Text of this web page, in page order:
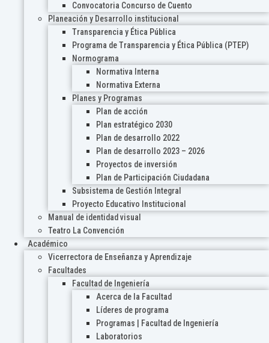
Convocatoria Concurso de Cuento
Planeación y Desarrollo institucional
Transparencia y Ética Pública
Programa de Transparencia y Ética Pública (PTEP)
Normograma
Normativa Interna
Normativa Externa
Planes y Programas
Plan de acción
Plan estratégico 2030
Plan de desarrollo 2022
Plan de desarrollo 2023 – 2026
Proyectos de inversión
Plan de Participación Ciudadana
Subsistema de Gestión Integral
Proyecto Educativo Institucional
Manual de identidad visual
Teatro La Convención
Académico
Vicerrectora de Enseñanza y Aprendizaje
Facultades
Facultad de Ingeniería
Acerca de la Facultad
Líderes de programa
Programas | Facultad de Ingeniería
Laboratorios